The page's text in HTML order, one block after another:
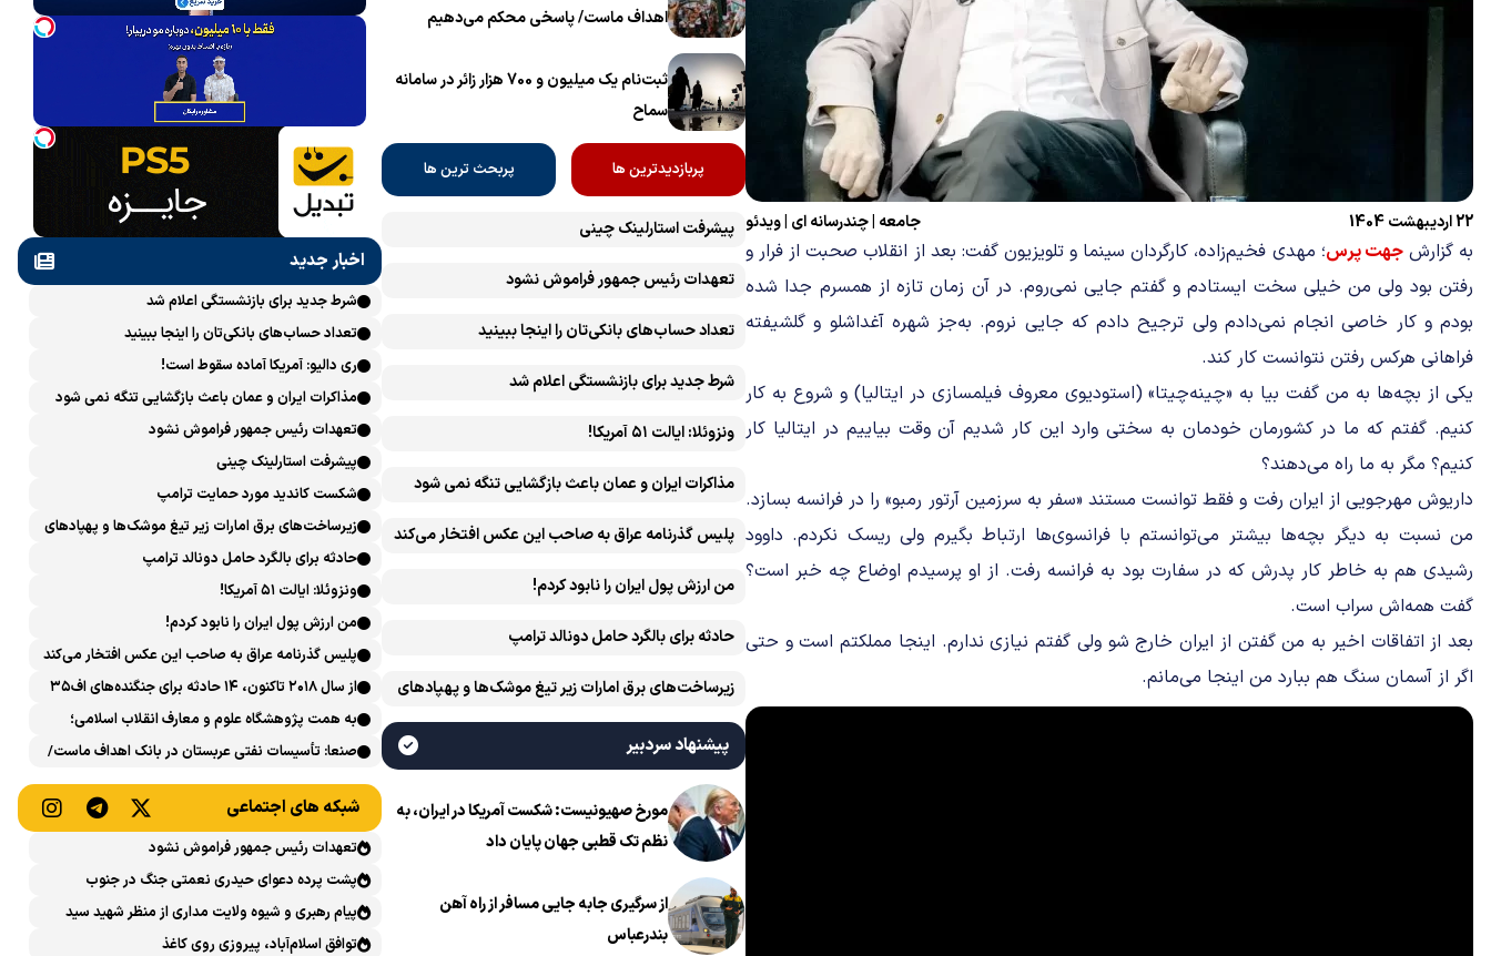
22 اردیبهشت 1404 جامعه چندرسانه ای ویدئو
به گزارشجهت پرس؛ مهدی فخیم‌زاده، کارگردان سینما و تلویزیون گفت: بعد از انقلاب صحبت از فرار و
رفتن بود ولی من خیلی سخت ایستادم و گفتم جایی نمی‌روم. در آن زمان تازه از همسرم جدا شده
بودم و کار خاصی انجام نمی‌دادم ولی ترجیح دادم که جایی نروم. به‌جز شهره آغداشلو و گلشیفته
فراهانی هرکس رفتن نتوانست کار کند.
یکی از بچه‌ها به من گفت بیا به «چینه‌چیتا» (استودیوی معروف فیلمسازی در ایتالیا) و شروع به کار
کنیم. گفتم که ما در کشورمان خودمان به سختی وارد این کار شدیم آن وقت بیاییم در ایتالیا کار
کنیم؟ مگر به ما راه می‌دهند؟
داریوش مهرجویی از ایران رفت و فقط توانست مستند «سفر به سرزمین آرتور رمبو» را در فرانسه بسازد.
من نسبت به دیگر بچه‌ها بیشتر می‌توانستم با فرانسوی‌ها ارتباط بگیرم ولی ریسک نکردم. داوود
رشیدی هم به خاطر کار پدرش که در سفارت بود به فرانسه رفت. از او پرسیدم اوضاع چه خبر است؟
گفت همه‌اش سراب است.
بعد از اتفاقات اخیر به من گفتن از ایران خارج شو ولی گفتم نیازی ندارم. اینجا مملکتم است و حتی
اگر از آسمان سنگ هم ببارد من اینجا می‌مانم.
اهداف ماست/ پاسخی محکم می‌دهیم
ثبت‌نام یک میلیون و 700 هزار زائر در سامانه
سماح ‌
پربازدیدترین ها پربحث ترین ها
پیشرفت ‏استارلینک چینی
تعهدات رئیس جمهور فراموش نشود
تعداد حساب‌های بانکی‌تان را اینجا ببینید
شرط جدید برای بازنشستگی اعلام شد
ونزوئلا: ایالت ۵۱ آمریکا!
مذاکرات ایران و عمان باعث بازگشایی تنگه نمی شود
پلیس گذرنامه عراق به صاحب این عکس افتخار می‌کند
من ارزش پول ایران را نابود کردم!
حادثه برای بالگرد حامل دونالد ترامپ
زیرساخت‌های برق امارات زیر تیغ موشک‌ها و پهپادهای
ایران است
پیشنهاد سردبیر
مورخ صهیونیست: شکست آمریکا در ایران، به
نظم تک قطبی جهان پایان داد
از سرگیری جابه جایی مسافر از راه آهن
بندرعباس
اخبار جدید
شرط جدید برای بازنشستگی اعلام شد
تعداد حساب‌های بانکی‌تان را اینجا ببینید
ری دالیو: آمریکا آماده سقوط است!
مذاکرات ایران و عمان باعث بازگشایی تنگه نمی شود
تعهدات رئیس جمهور فراموش نشود
پیشرفت ‏استارلینک چینی
شکست کاندید مورد حمایت ترامپ
زیرساخت‌های برق امارات زیر تیغ موشک‌ها و پهپادهای
ایران است
حادثه برای بالگرد حامل دونالد ترامپ
ونزوئلا: ایالت ۵۱ آمریکا!
من ارزش پول ایران را نابود کردم!
پلیس گذرنامه عراق به صاحب این عکس افتخار می‌کند
از سال ۲۰۱۸ تاکنون، ۱۴ حادثه برای جنگنده‌های اف۳۵
آمریکایی رخ داده است
به همت پژوهشگاه علوم و معارف انقلاب اسلامی؛
نشست علمی «اربعین حسینی در منظومه فکری رهبر
صنعا: تأسیسات نفتی عربستان در بانک اهداف ماست/
پاسخی محکم می‌دهیم
شبکه های اجتماعی
تعهدات رئیس جمهور فراموش نشود
پشت پرده دعوای حیدری نعمتی جنگ در جنوب
پیام رهبری و شیوه ولایت مداری از منظر شهید سید
حسن نصرالله
توافق اسلام‌آباد، پیروزی روی کاغذ